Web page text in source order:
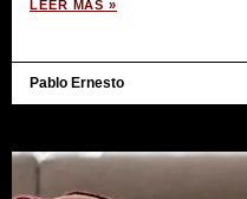
LEER MÁS »
Pablo Ernesto